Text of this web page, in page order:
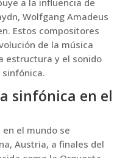
a la influencia de
Wolfgang Amadeus
Estos compositores
de la música
estructura y el sonido
sinfónica en el
el mundo se
Austria, a finales del